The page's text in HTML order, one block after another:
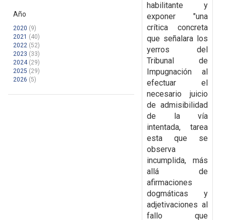
Año
2020 (9)
2021 (40)
2022 (52)
2023 (33)
2024(29)
2025 (29)
2026 (5)
habilitante y
exponer "una
crítica concreta
que señalara los
yerros del
Tribunal de
Impugnación al
efectuar el
necesario juicio
de admisibilidad
de la vía
intentada, tarea
esta que se
observa
incumplida, más
allá de
afirmaciones
dogmáticas y
adjetivaciones al
fallo que